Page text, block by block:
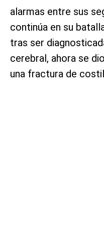
alarmas entre sus
continúa en su
tras ser
cerebral, ahora se
una fractura de